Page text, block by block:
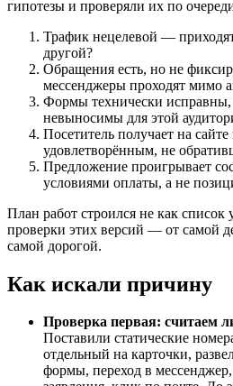
гипотезы и проверяли их по
Трафик нецелевой —
другой?
Обращения есть, но не
мессенджеры проходят мимо
Формы технически исправны,
невыносимы для этой
Посетитель получает на
удовлетворённым, не
Предложение проигрывает
условиями оплаты, а не
План работ строился не как
проверки этих версий — от самой
самой дорогой.
Как искали причину
Проверка первая: считаем
Поставили статические
отдельный на карточки,
формы, переход в мессенджер,